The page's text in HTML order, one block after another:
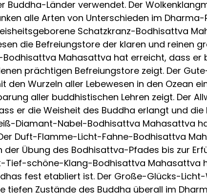
Buddha-Länder verwendet. Der
alle Arten von Unterschieden im
Schatzkranz-Bodhisattva
die Befreiungstore der klaren und reinen
Mahasattva hat erreicht, dass er
prächtigen Befreiungstore zeigt. Der
Wurzeln aller Lebewesen in den Ozean
aller buddhistischen Lehren zeigt. Der
er die Weisheit des Buddha erlangt und die
Diamant-Nabel-Bodhisattva Mahasattva
Duft-Flamme-Licht-Fahne-Bodhisattva
Übung des Bodhisattva-Pfades bis zur
Tief-schöne-Klang-Bodhisattva Mahasattva
fest etabliert ist. Der Große-Glücks-
Zustände des Buddha überall im